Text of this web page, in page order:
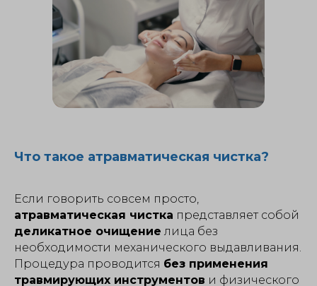
Что такое атравматическая чистка?
Если говорить совсем просто,
атравматическая чистка представляет собой
деликатное очищение лица без
необходимости механического выдавливания.
Процедура проводится без применения
травмирующих инструментов и физического